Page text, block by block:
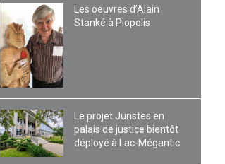
Les oeuvres d’Alain
Stanké à Piopolis
Le projet Juristes en
palais de justice bientôt
déployé à Lac-Mégantic